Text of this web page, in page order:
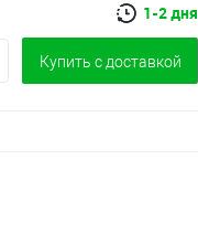
1-2 дня
Купить c доставкой